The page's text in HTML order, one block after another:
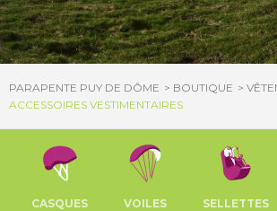
PARAPENTE PUY DE DÔME BOUTIQUE
ACCESSOIRES VESTIMENTAIRES
CASQUES VOILES SELLETTES